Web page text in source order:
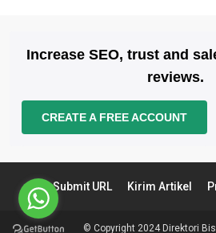
Increase SEO, trust and
reviews.
CREATE A FREE ACCOUNT
Submit URL Kirim Artikel
© Copyright 2024 Direktori